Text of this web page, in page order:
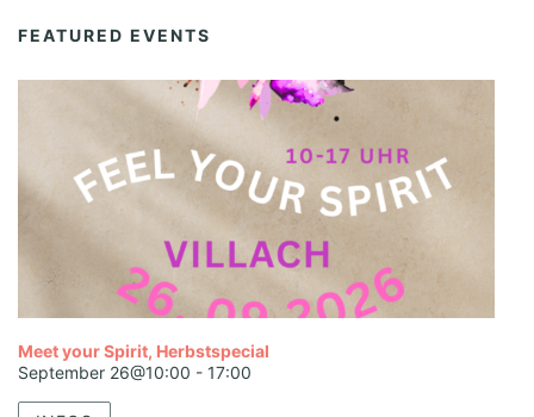
FEATURED EVENTS
Meet your Spirit, Herbstspecial
September 26@10:00 - 17:00